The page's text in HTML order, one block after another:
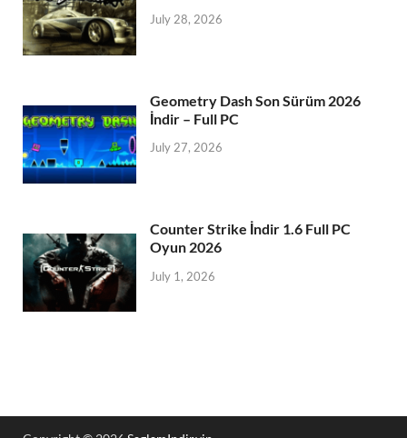
July 28, 2026
Geometry Dash Son Sürüm 2026
İndir – Full PC
July 27, 2026
Counter Strike İndir 1.6 Full PC
Oyun 2026
July 1, 2026